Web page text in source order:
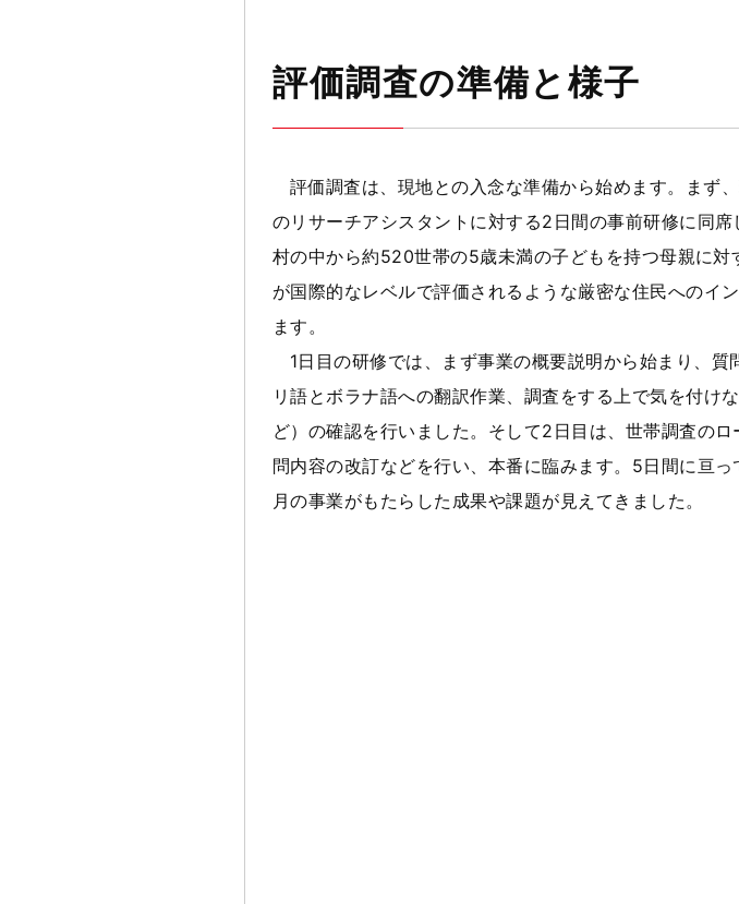
評価調査の準備と様子
評価調査は、現地との入念な準備から始めます。まず
のリサーチアシスタントに対する2日間の事前研修に同
村の中から約520世帯の5歳未満の子どもを持つ母親に
が国際的なレベルで評価されるような厳密な住民へのイ
ます。
1日目の研修では、まず事業の概要説明から始まり、
リ語とボラナ語への翻訳作業、調査をする上で気を付け
ど）の確認を行いました。そして2日目は、世帯調査の
問内容の改訂などを行い、本番に臨みます。5日間に亘
月の事業がもたらした成果や課題が見えてきました。